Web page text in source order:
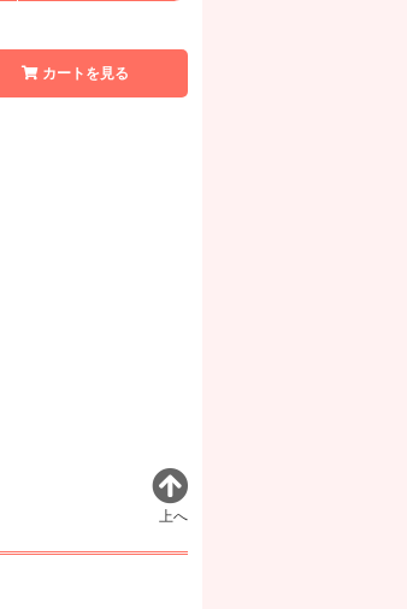
カートを見る
上へ